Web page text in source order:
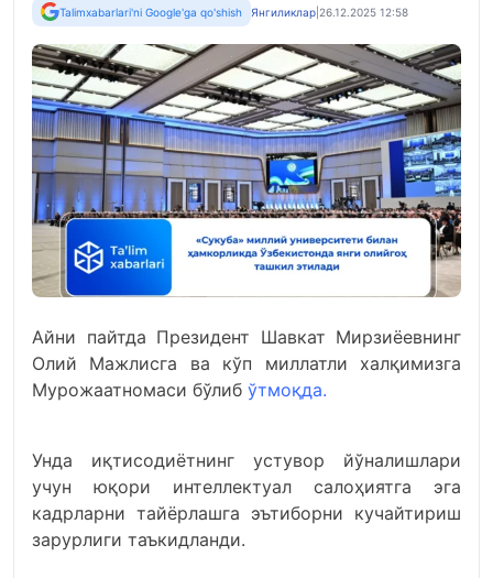
Talimxabarlari'ni Google'ga qo'shish Янгиликлар 26.12.2025 12:58
Айни пайтда Президент Шавкат Мирзиёевнинг
Олий Мажлисга ва кўп миллатли халқимизга
Мурожаатномаси бўлиб ўтмоқда.
Унда иқтисодиётнинг устувор йўналишлари
учун юқори интеллектуал салоҳиятга эга
кадрларни тайёрлашга эътиборни кучайтириш
зарурлиги таъкидланди.